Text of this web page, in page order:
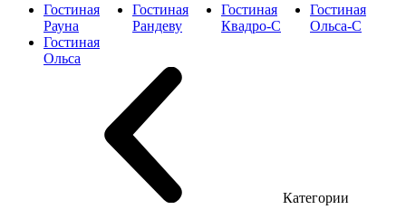
Гостиная
Рауна
Гостиная
Рандеву
Гостиная
Квадро-С
Гостиная
Ольса-С
Гостиная
Ольса
Категории